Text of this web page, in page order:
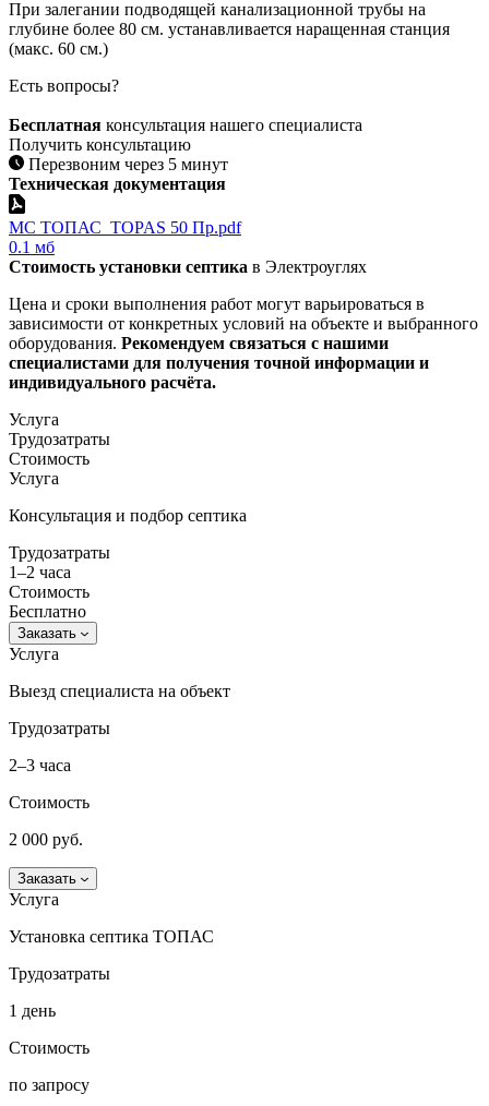
При залегании подводящей канализационной трубы на
глубине более 80 см. устанавливается наращенная станция
(макс. 60 см.)
Есть вопросы?
Бесплатная консультация нашего специалиста
Получить консультацию
Перезвоним через 5 минут
Техническая документация
МС ТОПАС_TOPAS 50 Пр.pdf
0.1 мб
Стоимость установки септика в Электроуглях
Цена и сроки выполнения работ могут варьироваться в
зависимости от конкретных условий на объекте и выбранного
оборудования. Рекомендуем связаться с нашими
специалистами для получения точной информации и
индивидуального расчёта.​
Услуга
Трудозатраты
Стоимость
Услуга
Консультация и подбор септика
Трудозатраты
1–2 часа
Стоимость
Бесплатно
Заказать
Услуга
Выезд специалиста на объект
Трудозатраты
2–3 часа
Стоимость
2 000 руб.
Заказать
Услуга
Установка септика ТОПАС
Трудозатраты
1 день
Стоимость
по запросу